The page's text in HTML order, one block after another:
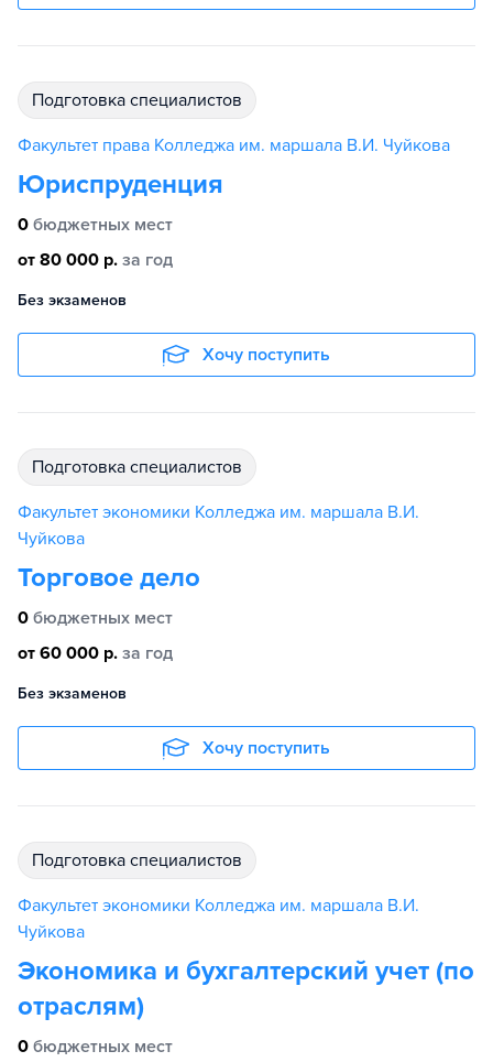
подготовка специалистов
Факультет права Колледжа им. маршала В.И. Чуйкова
Юриспруденция
0 бюджетных мест
от 80 000 р. за год
Без экзаменов
Хочу поступить
подготовка специалистов
Факультет экономики Колледжа им. маршала В.И.
Чуйкова
Торговое дело
0 бюджетных мест
от 60 000 р. за год
Без экзаменов
Хочу поступить
подготовка специалистов
Факультет экономики Колледжа им. маршала В.И.
Чуйкова
Экономика и бухгалтерский учет (по
отраслям)
0 бюджетных мест